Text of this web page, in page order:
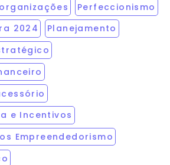
Perfeccionismo
2024
Planejamento
e Incentivos
Empreendedorismo